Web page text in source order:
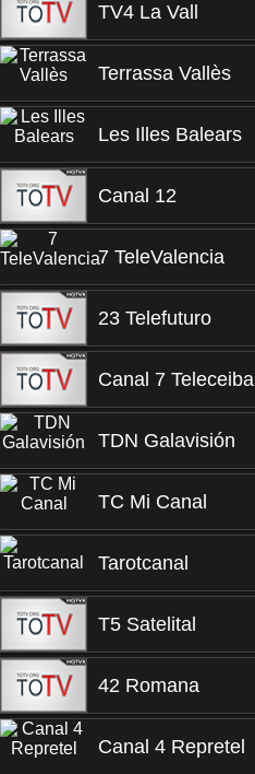
TV4 La Vall
Terrassa Vallès
Les Illes Balears
Canal 12
7 TeleValencia
23 Telefuturo
Canal 7 Teleceiba
TDN Galavisión
TC Mi Canal
Tarotcanal
T5 Satelital
42 Romana
Canal 4 Repretel